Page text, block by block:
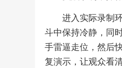
进入实际录制
斗中保持冷静，同
手雷逼走位，然后
复演示，让观众看